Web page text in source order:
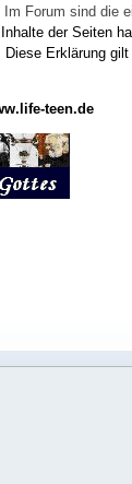
Forum sind die
der Seiten
Diese Erklärung
teen.de